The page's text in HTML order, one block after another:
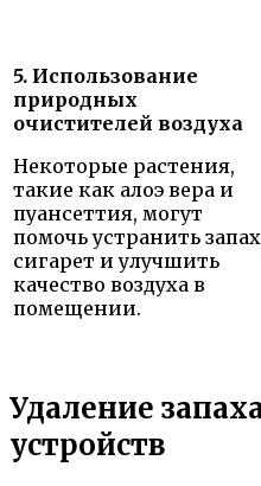
5. Использование
природных
очистителей воздуха
Некоторые растения,
такие как алоэ вера и
пуансеттия, могут
помочь устранить запах
сигарет и улучшить
качество воздуха в
помещении.
Удаление
устройств